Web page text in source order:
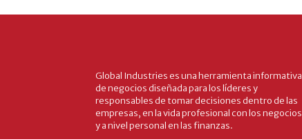
Global Industries es una herramienta informativa
de negocios diseñada para los líderes y
responsables de tomar decisiones dentro de las
empresas, en la vida profesional con los negocios
y a nivel personal en las finanzas.